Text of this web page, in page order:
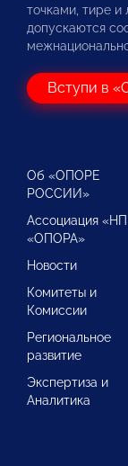
точками, тире
допускаются
Вступи в
Об «ОПОРЕ
РОССИИ»
Ассоциация «НП
«ОПОРА»
Новости
Комитеты и
Комиссии
Региональное
развитие
Экспертиза и
Аналитика